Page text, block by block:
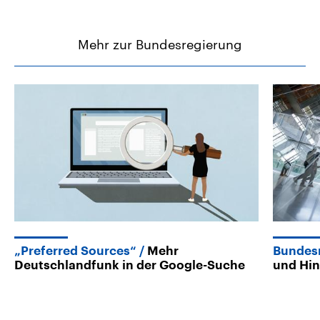
Mehr zur Bundesregierung
„Preferred Sources“
Mehr
Deutschlandfunk in der Google-Suche
und